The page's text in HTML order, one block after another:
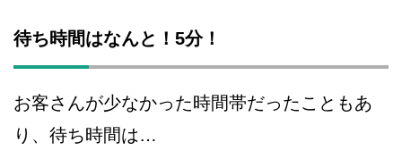
待ち時間はなんと！5分！
お客さんが少なかった時間帯だったこともあ
り、待ち時間は…